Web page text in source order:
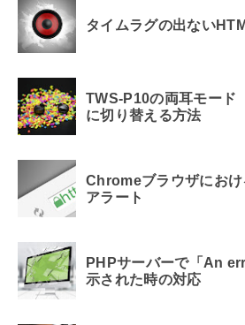
タイムラグの出ない
TWS-P10の両耳モード
に切り替える方法
Chromeブラウザにお
アラート
PHPサーバーで「An
示された時の対応